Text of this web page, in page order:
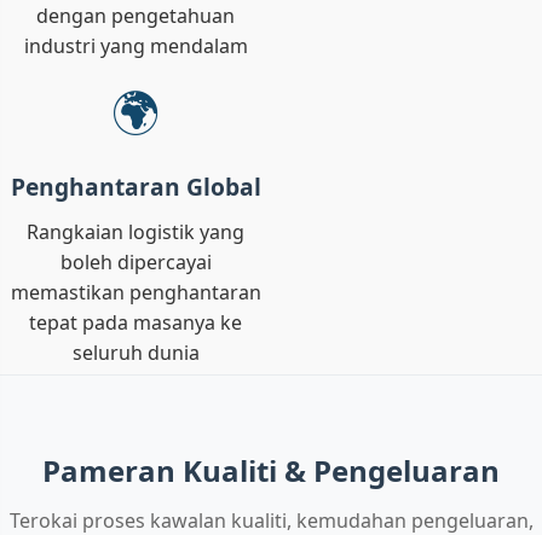
dengan pengetahuan
industri yang mendalam
🌍
Penghantaran Global
Rangkaian logistik yang
boleh dipercayai
memastikan penghantaran
tepat pada masanya ke
seluruh dunia
Pameran Kualiti & Pengeluaran
Terokai proses kawalan kualiti, kemudahan pengeluaran,